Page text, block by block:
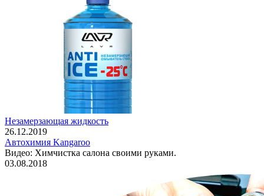
Незамерзающая жидкость
26.12.2019
Автохимия Kangaroo
Видео: Химчистка салона своими руками.
03.08.2018